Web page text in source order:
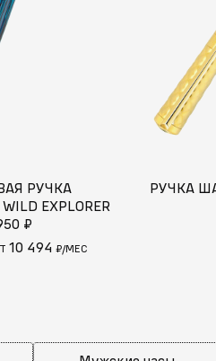
РУЧКА
EXPLORER
₽
10 494 ₽/МЕС
РУЧКА